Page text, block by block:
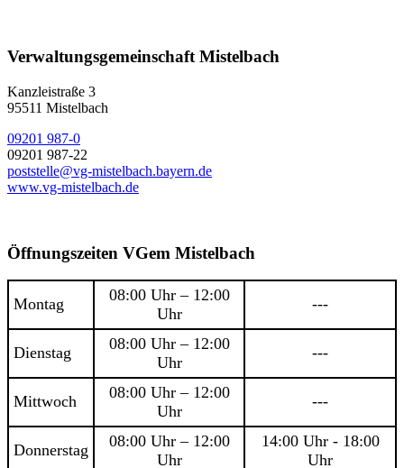
Verwaltungsgemeinschaft Mistelbach
Kanzleistraße 3
95511 Mistelbach
09201 987-0
09201 987-22
poststelle@vg-mistelbach.bayern.de
www.vg-mistelbach.de
Öffnungszeiten VGem Mistelbach
Montag
08:00 Uhr – 12:00
Uhr
---
Dienstag
08:00 Uhr – 12:00
Uhr
---
Mittwoch
08:00 Uhr – 12:00
Uhr
---
Donnerstag
08:00 Uhr – 12:00
Uhr
14:00 Uhr - 18:00
Uhr